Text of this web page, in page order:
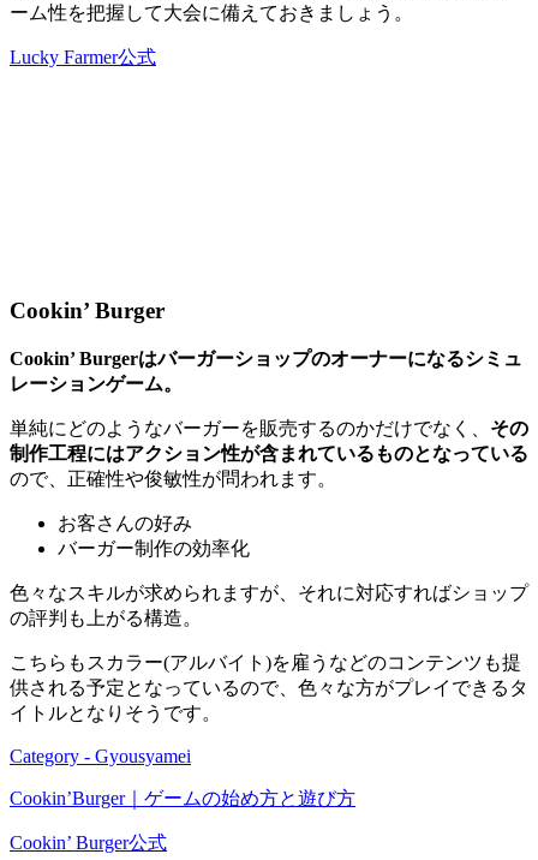
ーム性を把握して大会に備えておきましょう。
Lucky Farmer公式
Cookin’ Burger
Cookin’ Burgerはバーガーショップのオーナーになるシミュ
レーションゲーム。
単純にどのようなバーガーを販売するのかだけでなく、 その
制作工程にはアクション性が含まれているものとなっている
ので、正確性や俊敏性が問われます。
お客さんの好み
バーガー制作の効率化
色々なスキルが求められますが、それに対応すればショップ
の評判も上がる構造。
こちらもスカラー(アルバイト)を雇うなどのコンテンツも提
供される予定となっているので、色々な方がプレイできるタ
イトルとなりそうです。
Category - Gyousyamei
Cookin’Burger｜ゲームの始め方と遊び方
Cookin’ Burger公式